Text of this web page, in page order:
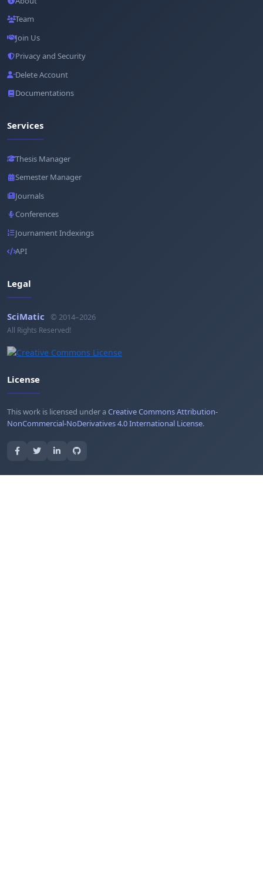
Team
Join Us
Privacy and Security
Delete Account
Documentations
Services
Thesis Manager
Semester Manager
Journals
Conferences
Journament Indexings
API
Legal
SciMatic © 2014–2026
All Rights Reserved!
License
This work is licensed under aCreative Commons Attribution-
NonCommercial-NoDerivatives 4.0 International License.